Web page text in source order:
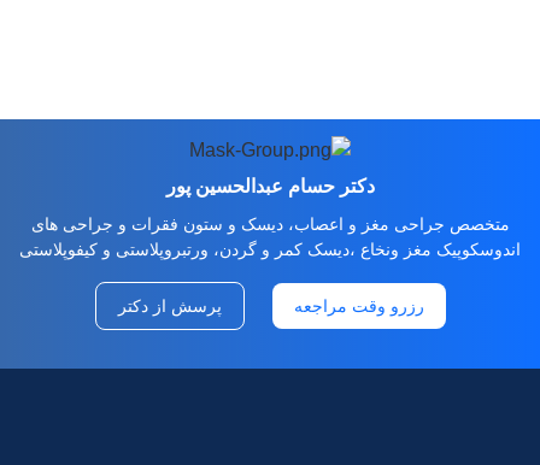
دکتر حسام عبدالحسین پور
متخصص جراحی مغز و اعصاب، دیسک و ستون فقرات و جراحی های
اندوسکوپیک مغز ونخاع ،دیسک کمر و گردن، ورتبروپلاستی و کیفوپلاستی
رزرو وقت مراجعه پرسش از دکتر